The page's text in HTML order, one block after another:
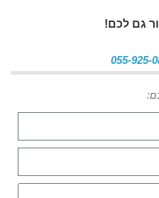
גם לכם!